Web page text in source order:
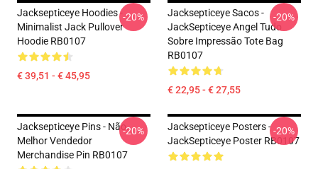
Jacksepticeye Hoodies -
Minimalist Jack Pullover
Hoodie RB0107
€ 39,51 - € 45,95
-20%
Jacksepticeye Sacos -
JackSepticeye Angel Tudo
Sobre Impressão Tote Bag
RB0107
€ 22,95 - € 27,55
-20%
Jacksepticeye Pins - Não.
Melhor Vendedor
Merchandise Pin RB0107
-20%
Jacksepticeye Posters -
JackSepticeye Poster RB0107
-20%